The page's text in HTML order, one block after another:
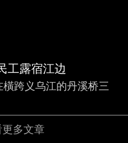
工露宿江边
跨义乌江的丹溪桥三
多文章